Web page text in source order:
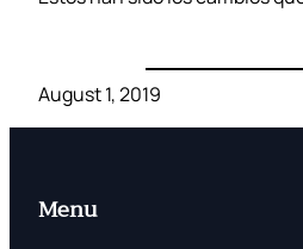
August 1, 2019
Menu